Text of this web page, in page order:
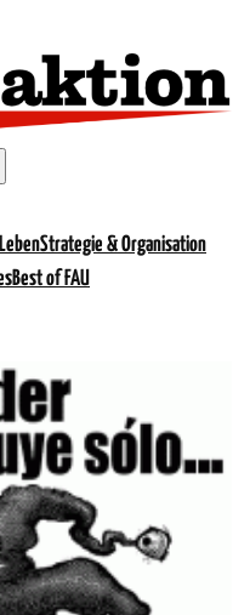
Strategie & Organisation
Best of FAU